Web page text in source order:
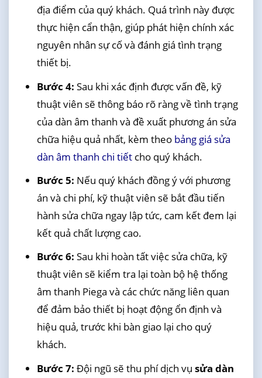
địa điểm của quý khách. Quá trình này được
thực hiện cẩn thận, giúp phát hiện chính xác
nguyên nhân sự cố và đánh giá tình trạng
thiết bị.
Bước 4: Sau khi xác định được vấn đề, kỹ
thuật viên sẽ thông báo rõ ràng về tình trạng
của dàn âm thanh và đề xuất phương án sửa
chữa hiệu quả nhất, kèm theo bảng giá sửa
dàn âm thanh chi tiếtcho quý khách.
Bước 5: Nếu quý khách đồng ý với phương
án và chi phí, kỹ thuật viên sẽ bắt đầu tiến
hành sửa chữa ngay lập tức, cam kết đem lại
kết quả chất lượng cao.
Bước 6: Sau khi hoàn tất việc sửa chữa, kỹ
thuật viên sẽ kiểm tra lại toàn bộ hệ thống
âm thanh Piega và các chức năng liên quan
để đảm bảo thiết bị hoạt động ổn định và
hiệu quả, trước khi bàn giao lại cho quý
khách.
Bước 7: Đội ngũ sẽ thu phí dịch vụ sửa dàn